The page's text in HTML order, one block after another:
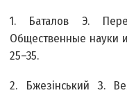
1. Баталов Э.
Общественные науки
25–35.
2. Бжезінський З.